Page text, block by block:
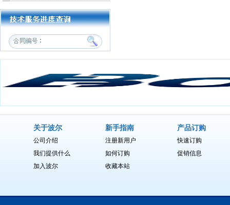
活...
Biospin 组织基因组DNA提取试剂盒
Biospin 细胞基因组DNA提取试剂盒
Biospin 植物基因组DNA提取试剂盒
Biospin 真菌基因组DNA提取试剂盒
关于波尔
公司介绍
我们提供什么
加入波尔
新手指南
注册新用户
如何订购
收藏本站
产品订购
快速订购
促销信息